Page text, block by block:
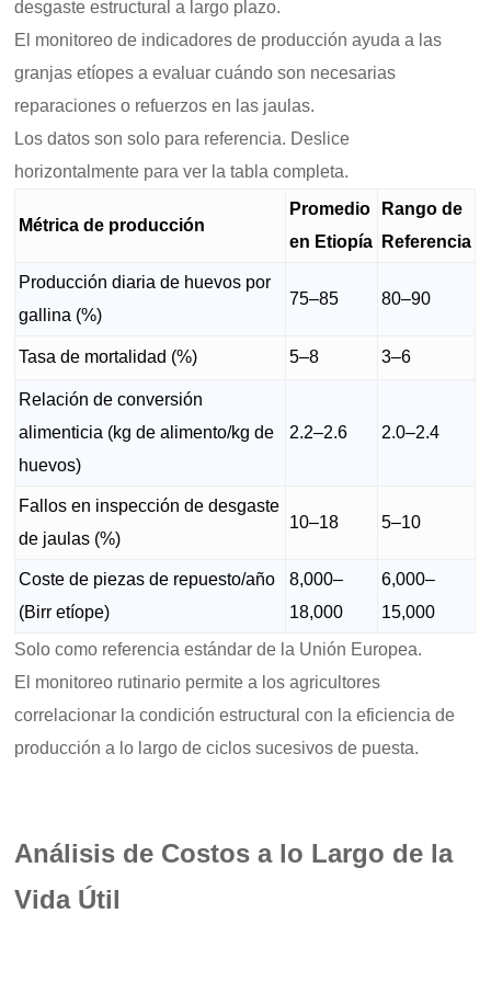
desgaste estructural a largo plazo.
El monitoreo de indicadores de producción ayuda a las
granjas etíopes a evaluar cuándo son necesarias
reparaciones o refuerzos en las jaulas.
Los datos son solo para referencia. Deslice
horizontalmente para ver la tabla completa.
Métrica de producción
Promedio
en Etiopía
Rango de
Referencia
Producción diaria de huevos por
gallina (%)
75–85 80–90
Tasa de mortalidad (%) 5–8 3–6
Relación de conversión
alimenticia (kg de alimento/kg de
huevos)
2.2–2.6 2.0–2.4
Fallos en inspección de desgaste
de jaulas (%)
10–18 5–10
Coste de piezas de repuesto/año
(Birr etíope)
8,000–
18,000
6,000–
15,000
Solo como referencia estándar de la Unión Europea.
El monitoreo rutinario permite a los agricultores
correlacionar la condición estructural con la eficiencia de
producción a lo largo de ciclos sucesivos de puesta.
Análisis de Costos a lo Largo de la
Vida Útil